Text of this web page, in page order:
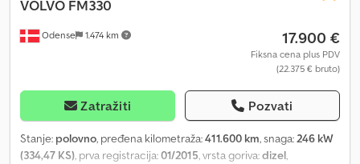
Odense 1.474 km
VOLVO FM330
17.900 €
Fiksna cena plus PDV
(22.375 € bruto)
Zatražiti Pozvati
Stanje: polovno, pređena kilometraža:411.600 km, snaga:246 kW
(334,47 KS), prva registracija:01/2015, vrsta goriva:dizel,